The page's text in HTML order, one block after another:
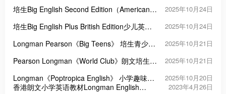
培生Big English Second Edition（American
2025年10月24日
培生Big English Plus British Edition少儿英语
2025年10月24日
Longman Pearson《Big Teens》 培生青少年
2025年10月21日
Pearson Longman《World Club》朗文培生少
2025年10月21日
Longman《Poptropica English》 小学趣味英
语教材
2025年10月20日
香港朗文小学英语教材Longman English
2023年4月26日